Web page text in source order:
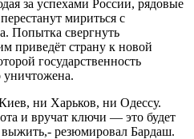
за успехами России, рядовые
мириться с
Попытка свергнуть
приведёт страну к новой
государственность
уничтожена.
ни Харьков, ни Одессу.
и вручат ключи — это будет
резюмировал Бардаш.